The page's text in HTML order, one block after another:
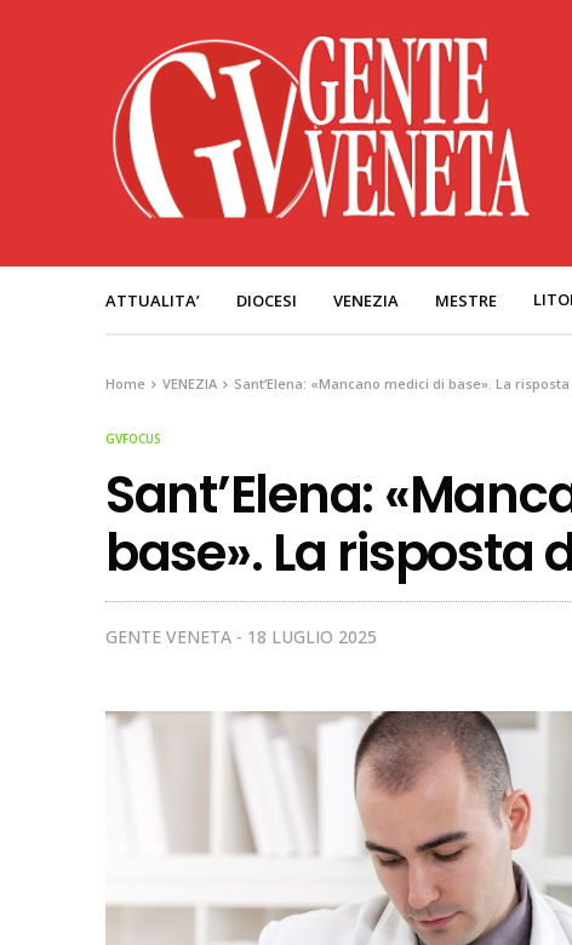
ATTUALITA’ DIOCESI VENEZIA MESTRE
Home VENEZIA Sant’Elena: «Mancano medici di base». La risposta
GVFOCUS
Sant’Elena:
base». La risposta
GENTE VENETA 18 LUGLIO 2025